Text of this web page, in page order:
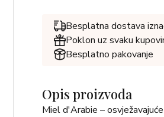
Besplatna dostava
Poklon uz svaku
Besplatno pakovanje
Opis proizvoda
Miel d'Arabie –